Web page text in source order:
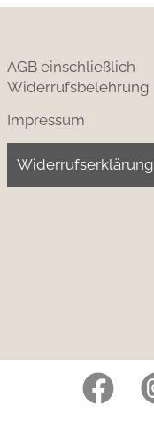
AGB einschließlich
Widerrufsbelehrung
Impressum
Widerrufserklärung